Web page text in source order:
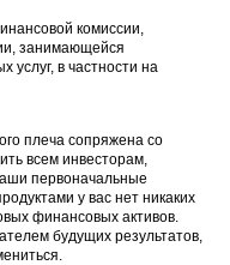
комиссии,
занимающейся
в частности на
плеча сопряжена со
всем инвесторам,
первоначальные
у вас нет никаких
финансовых активов.
будущих результатов,